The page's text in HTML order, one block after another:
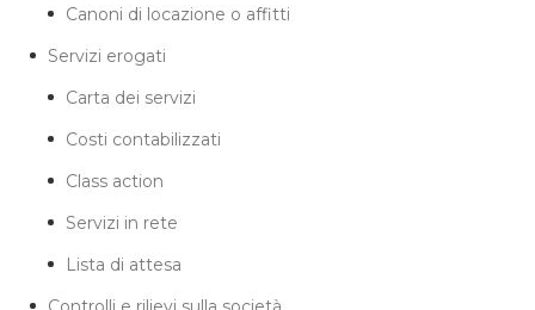
Canoni di locazione o affitti
Servizi erogati
Carta dei servizi
Costi contabilizzati
Class action
Servizi in rete
Lista di attesa